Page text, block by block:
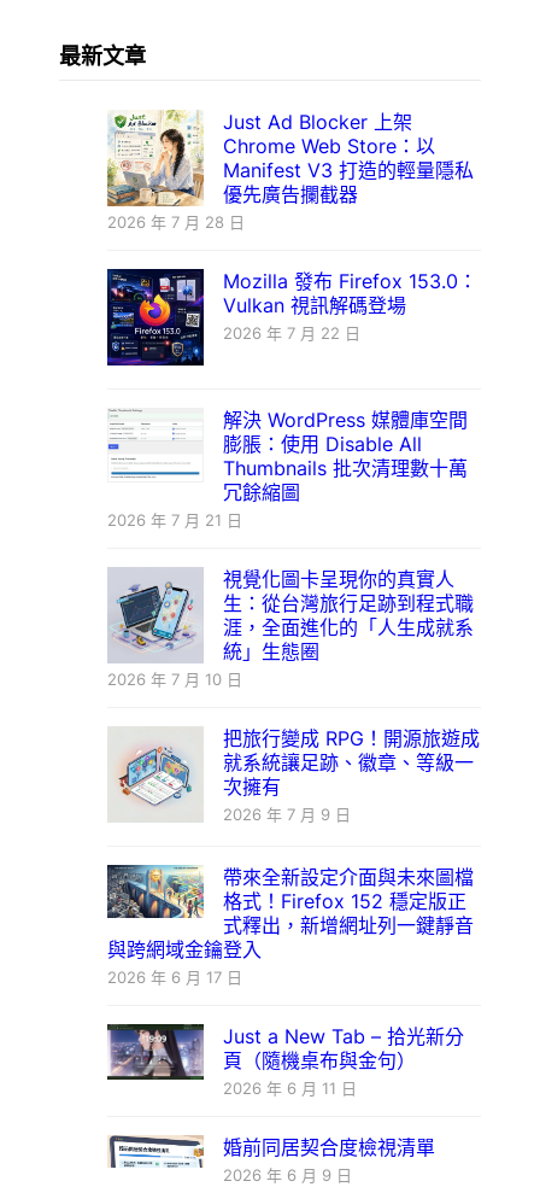
最新文章
Just Ad Blocker 上架
Chrome Web Store：以
Manifest V3 打造的輕量隱私
優先廣告攔截器
2026 年 7 月 28 日
Mozilla 發布 Firefox 153.0：
Vulkan 視訊解碼登場
2026 年 7 月 22 日
解決 WordPress 媒體庫空間
膨脹：使用 Disable All
Thumbnails 批次清理數十萬
冗餘縮圖
2026 年 7 月 21 日
視覺化圖卡呈現你的真實人
生：從台灣旅行足跡到程式職
涯，全面進化的「人生成就系
統」生態圈
2026 年 7 月 10 日
把旅行變成 RPG！開源旅遊成
就系統讓足跡、徽章、等級一
次擁有
2026 年 7 月 9 日
帶來全新設定介面與未來圖檔
格式！Firefox 152 穩定版正
式釋出，新增網址列一鍵靜音
與跨網域金鑰登入
2026 年 6 月 17 日
Just a New Tab – 拾光新分
頁（隨機桌布與金句）
2026 年 6 月 11 日
婚前同居契合度檢視清單
2026 年 6 月 9 日